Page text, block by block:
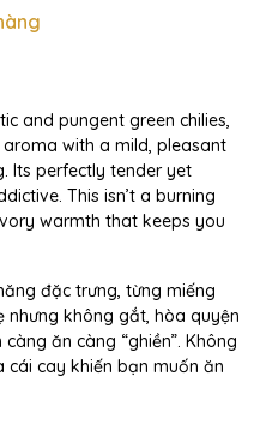
and pungent green chilies,
with a mild, pleasant
Its perfectly tender yet
This isn’t a burning
warmth that keeps you
đặc trưng, từng miếng
nhưng không gắt, hòa quyện
ăn càng “ghiền”. Không
cái cay khiến bạn muốn ăn